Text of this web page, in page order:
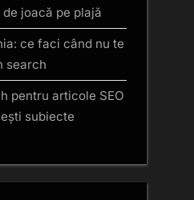
joacă pe plajă
ce faci când nu te
search
pentru articole SEO
subiecte